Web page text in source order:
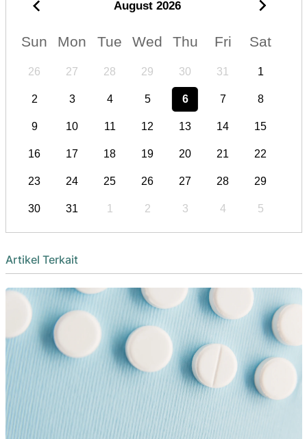
August 2026
Sun Mon Tue Wed Thu Fri Sat
26 27 28 29 30 31 1
2 3 4 5 6 7 8
9 10 11 12 13 14 15
16 17 18 19 20 21 22
23 24 25 26 27 28 29
30 31 1 2 3 4 5
Artikel Terkait